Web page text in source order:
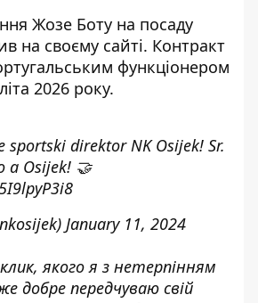
Жозе Боту на посаду
на своєму сайті. Контракт
функціонером
2026 року.
sportski direktor NK Osijek! Sr.
a Osijek! 🤝
January 11, 2024
якого я з нетерпінням
добре передчуваю свій